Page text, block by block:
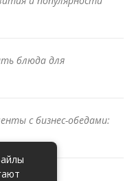
блюда для
с бизнес-обедами: